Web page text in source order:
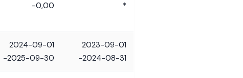
-0,00 *
2024-09-01
-2025-09-30
2023-09-01
-2024-08-31